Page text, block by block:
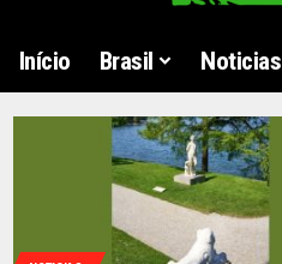
Início Brasil Noticias